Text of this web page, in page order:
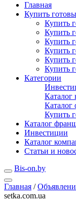
Главная
Купить
Купить
Купить
Купить
Купить
Купить
Купить
Категории
Каталог
Каталог
Купить
Каталог
Инвестиции
Каталог
Статьи и
Bis-on.by
Главная /
setka.com.ua